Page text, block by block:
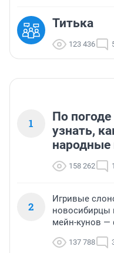
Титька
123 436
1
По
узнать,
158 262
2
Игривые
новосибирцы
мейн-кунов —
137 788